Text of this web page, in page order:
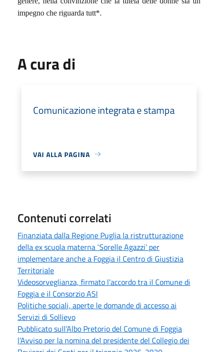
impegno che riguarda tutt*.
A cura di
Comunicazione integrata e stampa
VAI ALLA PAGINA
Contenuti correlati
Finanziata dalla Regione Puglia la ristrutturazione
della ex scuola materna ‘Sorelle Agazzi’ per
implementare anche a Foggia il Centro di Giustizia
Territoriale
Videosorveglianza, firmato l’accordo tra il Comune di
Foggia e il Consorzio ASI
Politiche sociali, aperte le domande di accesso ai
Servizi di Sollievo
Pubblicato sull’Albo Pretorio del Comune di Foggia
l’Avviso per la nomina del presidente del Collegio dei